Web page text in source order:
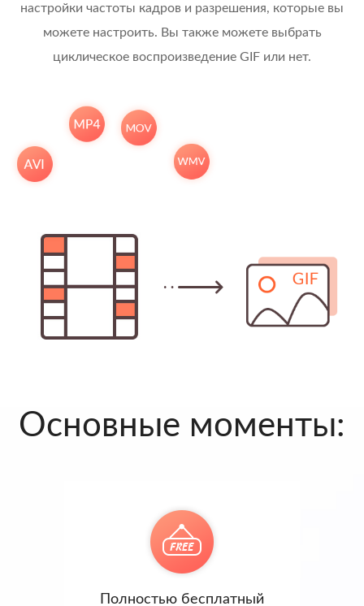
настройки частоты кадров и разрешения, которые вы
можете настроить. Вы также можете выбрать
циклическое воспроизведение GIF или нет.
Основные моменты:
Полностью бесплатный